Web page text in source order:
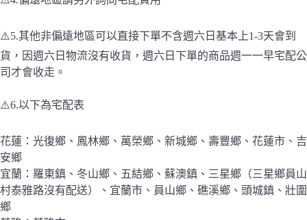
⚠️5.其他非偏遠地區可以直接下單不含週六日基本上1-3天會到
貨，因週六日物流沒有收貨，週六日下單的商品週一一早宅配公
司才會收走。
⚠️6.以下為宅配表
花蓮：光復鄉、鳳林鄉、萬榮鄉、新城鄉、壽豐鄉、花蓮市、吉
安鄉
宜蘭：羅東鎮、冬山鄉、五結鄉、蘇澳鎮、三星鄉（三星鄉員山
村泰雅路沒有配送）、宜蘭市、員山鄉、礁溪鄉、頭城鎮、壯圍
鄉